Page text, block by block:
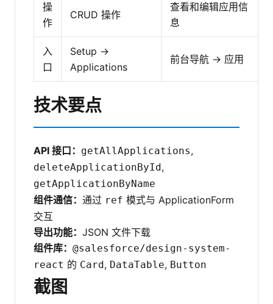
操
作
CRUD 操作
查看和编辑应用信
息
入
口
Setup →
Applications
前台导航 → 应用
技术要点
API 接口： getAllApplications,
deleteApplicationById,
getApplicationByName
组件通信： 通过 ref 模式与 ApplicationForm
交互
导出功能： JSON 文件下载
组件库： @salesforce/design-system-
react 的 Card, DataTable, Button
截图